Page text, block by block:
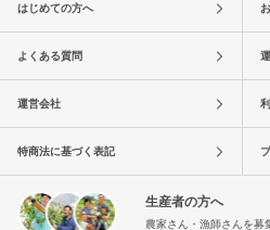
はじめての方へ
よくある質問
運営会社
特商法に基づく表記
生産者の方へ
農家さん・漁師さんを募